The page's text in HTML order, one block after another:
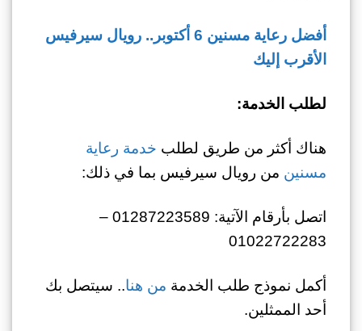
أفضل رعاية مسنين 6 أكتوبر.. رويال سيرفيس
الأقرب إليك
لطلب الخدمة:
هناك أكثر من طريق لطلب خدمة رعاية
مسنين من رويال سيرفيس بما في ذلك:
اتصل بأرقام الآتية: 01287223589 –
01022722283
أكمل نموذج طلب الخدمة من هنا.. سيتصل بك
أحد الممثلين.